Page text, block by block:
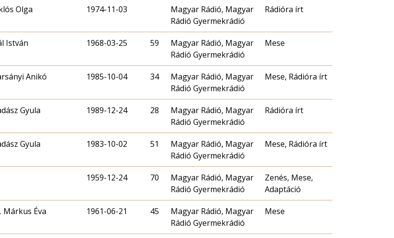
Olga 1974-11-03
Magyar Rádió, Magyar
Rádió Gyermekrádió
Rádióra írt
István 1968-03-25 59
Magyar Rádió, Magyar
Rádió Gyermekrádió
Mese
Anikó 1985-10-04 34
Magyar Rádió, Magyar
Rádió Gyermekrádió
Mese, Rádióra írt
Gyula 1989-12-24 28
Magyar Rádió, Magyar
Rádió Gyermekrádió
Rádióra írt
Gyula 1983-10-02 51
Magyar Rádió, Magyar
Rádió Gyermekrádió
Mese, Rádióra írt
1959-12-24 70
Magyar Rádió, Magyar
Rádió Gyermekrádió
Zenés, Mese,
Adaptáció
Márkus Éva 1961-06-21 45
Magyar Rádió, Magyar
Rádió Gyermekrádió
Mese